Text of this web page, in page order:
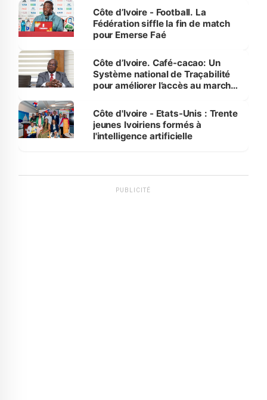
Côte d’Ivoire - Football. La
Fédération siffle la fin de match
pour Emerse Faé
Côte d’Ivoire. Café-cacao: Un
Système national de Traçabilité
pour améliorer l’accès au marché
Côte d'Ivoire - Etats-Unis : Trente
jeunes Ivoiriens formés à
l'intelligence artificielle
PUBLICITÉ